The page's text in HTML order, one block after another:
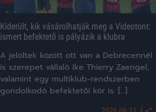
Kiderült, kik vásárolhatják meg a Videotont:
ismert befektető is pályázik a klubra
A jelöltek között ott van a Debrecennél
is szerepet vállaló Ike Thierry Zaengel,
valamint egy multiklub-rendszerben
gondolkodó befektetői kör is. […]